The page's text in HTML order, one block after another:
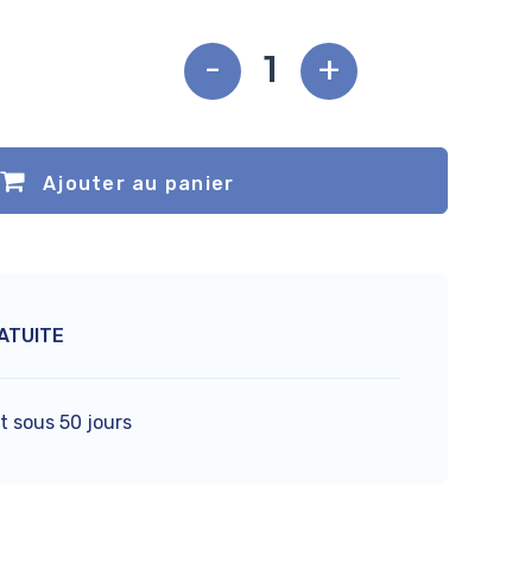
- +
Ajouter au panier
sous 50 jours